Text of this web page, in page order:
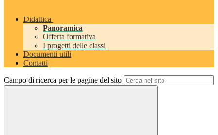
Didattica
Panoramica
Offerta formativa
I progetti delle classi
Documenti utili
Contatti
Campo di ricerca per le pagine del sito